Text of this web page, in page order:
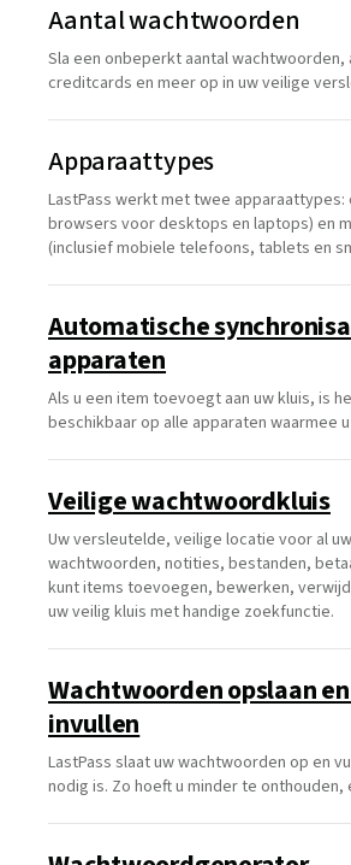
Aantal wachtwoorden
Sla een onbeperkt aantal
creditcards en meer op in uw veilige
Apparaattypes
LastPass werkt met twee
browsers voor desktops en laptops) en
(inclusief mobiele telefoons, tablets en
Automatische
apparaten
Als u een item toevoegt aan uw kluis, is
beschikbaar op alle apparaten waarmee
Veilige wachtwoordkluis
Uw versleutelde, veilige locatie voor al
wachtwoorden, notities, bestanden,
kunt items toevoegen, bewerken,
uw veilig kluis met handige zoekfunctie.
Wachtwoorden opslaan
invullen
LastPass slaat uw wachtwoorden op en
nodig is. Zo hoeft u minder te